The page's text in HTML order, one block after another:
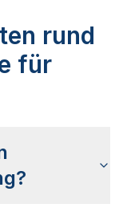
rund
für